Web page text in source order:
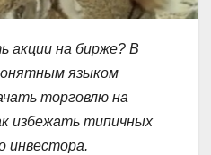
акции на бирже? В
языком
торговлю на
избежать типичных
инвестора.